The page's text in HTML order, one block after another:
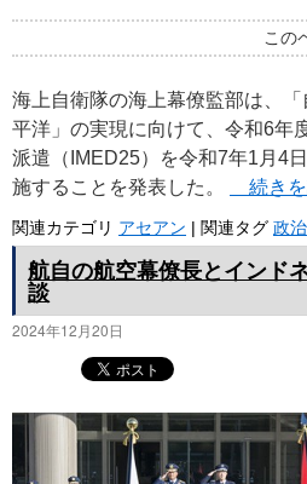
この
海上自衛隊の海上幕僚監部は、
平洋」の実現に向けて、令和6年
派遣（IMED25）を令和7年1月4
施することを発表した。
続きを
関連カテゴリ アセアン | 関連タグ 政治
航自の航空幕僚長とインド
談
2024年12月20日